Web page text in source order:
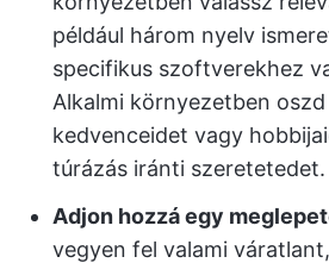
például három nyelv
specifikus szoftverekhez
Alkalmi környezetben
kedvenceidet vagy
túrázás iránti szeretetedet.
Adjon hozzá egy
vegyen fel valami